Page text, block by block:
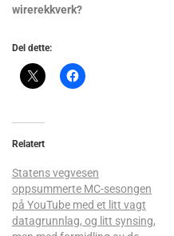
wirerekkverk?
Del dette:
Relatert
Statens vegvesen
oppsummerte MC-sesongen
på YouTube med et litt vagt
datagrunnlag, og litt synsing,